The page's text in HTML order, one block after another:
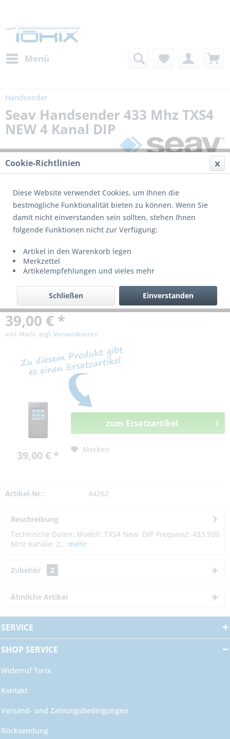
Menü
Handsender
Seav Handsender 433 Mhz TXS4
NEW 4 Kanal DIP
Dieses Produkt wird nicht mehr produziert
bzw. ist nicht mehr lieferbar!
39,00 € *
inkl. MwSt. zzgl. Versandkosten
39,00 € *
zum Ersatzartikel
Merken
Artikel-Nr.: 44262
Beschreibung
Technische Daten: Modell: TXS4 New DIP Frequenz: 433.920
MHz Kanäle: 2... mehr
Zubehör 2
Ähnliche Artikel
SERVICE
SHOP SERVICE
Widerruf Torix
Kontakt
Versand- und Zahlungsbedingungen
Rücksendung
Cookie-Richtlinien
Diese Website verwendet Cookies, um Ihnen die
bestmögliche Funktionalität bieten zu können. Wenn Sie
damit nicht einverstanden sein sollten, stehen Ihnen
folgende Funktionen nicht zur Verfügung:
Artikel in den Warenkorb legen
Merkzettel
Artikelempfehlungen und vieles mehr
Einverstanden
Schließen